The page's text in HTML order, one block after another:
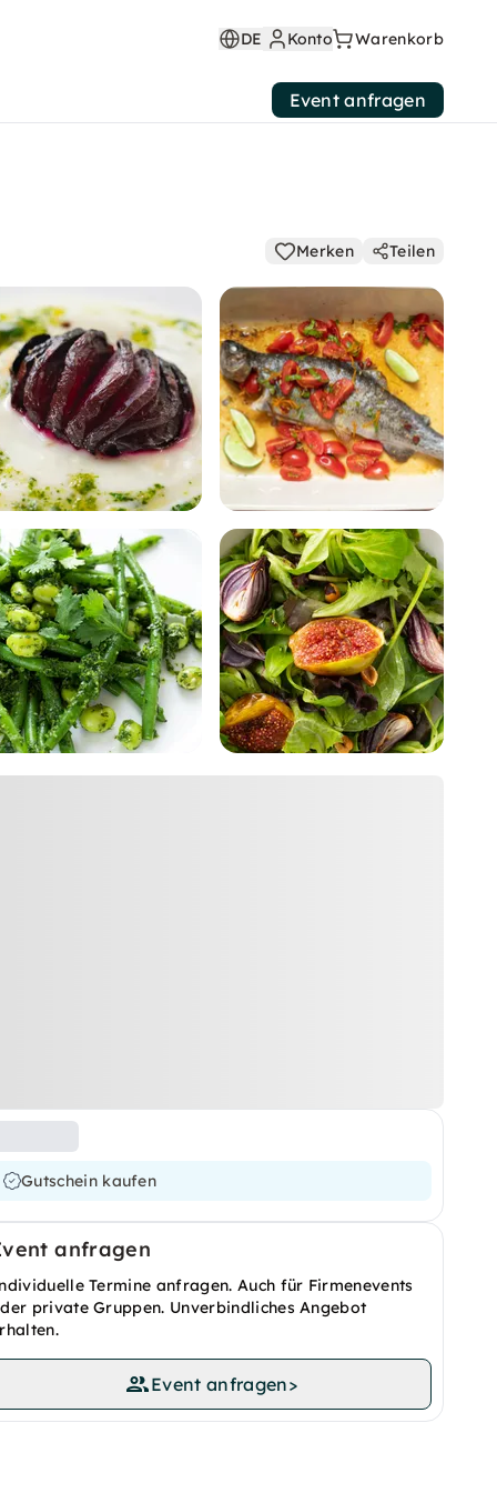
DE Konto Warenkorb
Event anfragen
Merken Teilen
Gutschein kaufen
anfragen
Termine anfragen. Auch für Firmenevents
private Gruppen. Unverbindliches Angebot
Event anfragen>